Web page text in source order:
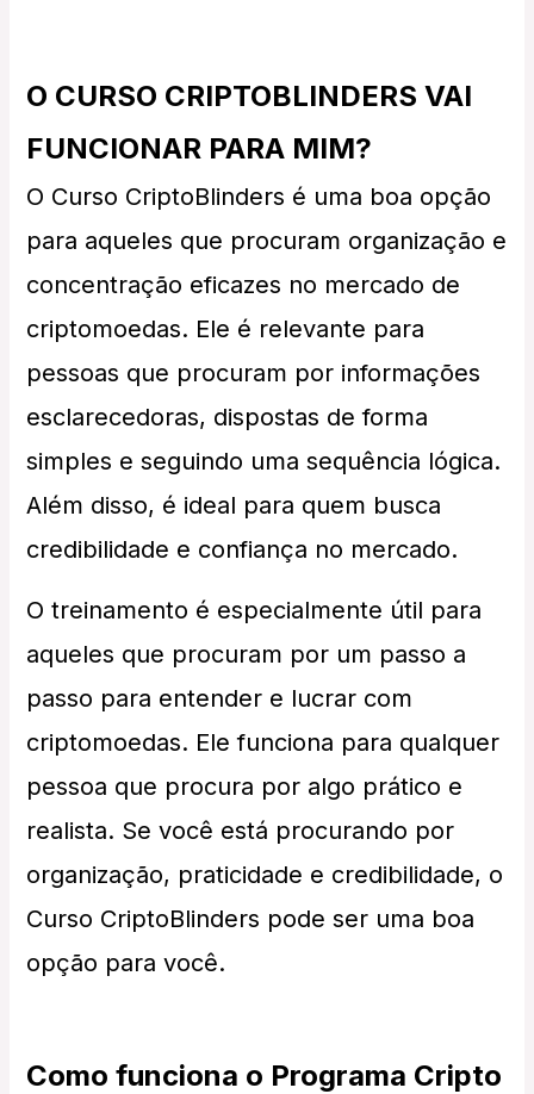
O CURSO CRIPTOBLINDERS VAI
FUNCIONAR PARA MIM?
O Curso CriptoBlinders é uma boa opção
para aqueles que procuram organização e
concentração eficazes no mercado de
criptomoedas. Ele é relevante para
pessoas que procuram por informações
esclarecedoras, dispostas de forma
simples e seguindo uma sequência lógica.
Além disso, é ideal para quem busca
credibilidade e confiança no mercado.
O treinamento é especialmente útil para
aqueles que procuram por um passo a
passo para entender e lucrar com
criptomoedas. Ele funciona para qualquer
pessoa que procura por algo prático e
realista. Se você está procurando por
organização, praticidade e credibilidade, o
Curso CriptoBlinders pode ser uma boa
opção para você.
Como funciona o Programa Cripto